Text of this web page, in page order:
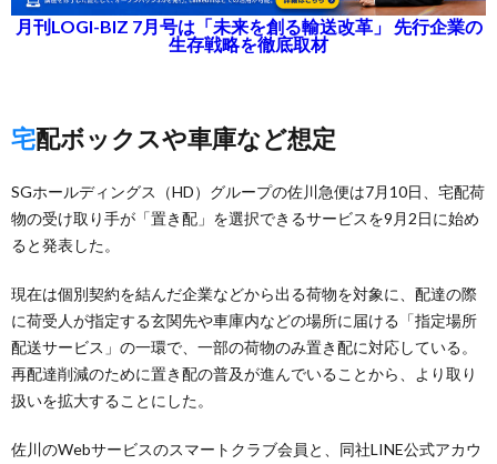
月刊LOGI-BIZ 7月号は「未来を創る輸送改革」 先行企業の
生存戦略を徹底取材
宅配ボックスや車庫など想定
SGホールディングス（HD）グループの佐川急便は7月10日、宅配荷
物の受け取り手が「置き配」を選択できるサービスを9月2日に始め
ると発表した。
現在は個別契約を結んだ企業などから出る荷物を対象に、配達の際
に荷受人が指定する玄関先や車庫内などの場所に届ける「指定場所
配送サービス」の一環で、一部の荷物のみ置き配に対応している。
再配達削減のために置き配の普及が進んでいることから、より取り
扱いを拡大することにした。
佐川のWebサービスのスマートクラブ会員と、同社LINE公式アカウ